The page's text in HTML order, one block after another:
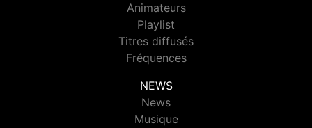
Animateurs
Playlist
Titres diffusés
Fréquences
NEWS
News
Musique